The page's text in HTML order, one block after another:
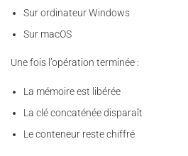
Sur ordinateur Windows
Sur macOS
Une fois l’opération terminée :
La mémoire est libérée
La clé concaténée disparaît
Le conteneur reste chiffré